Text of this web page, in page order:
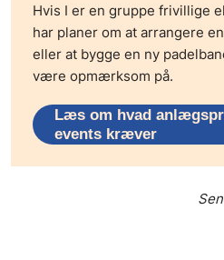
Hvis I er en gruppe frivillige
har planer om at arrangere
eller at bygge en ny
være opmærksom på.
Læs om hvad
events kræver